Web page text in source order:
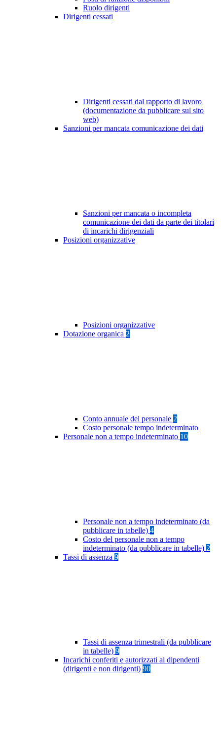
Ruolo dirigenti
Dirigenti cessati
Dirigenti cessati dal rapporto di lavoro
(documentazione da pubblicare sul sito
web)
Sanzioni per mancata comunicazione dei dati
Sanzioni per mancata o incompleta
comunicazione dei dati da parte dei titolari
di incarichi dirigenziali
Posizioni organizzative
Posizioni organizzative
Dotazione organica 2
Conto annuale del personale 2
Costo personale tempo indeterminato
Personale non a tempo indeterminato 10
Personale non a tempo indeterminato (da
pubblicare in tabelle) 4
Costo del personale non a tempo
indeterminato (da pubblicare in tabelle) 2
Tassi di assenza 9
Tassi di assenza trimestrali (da pubblicare
in tabelle) 9
Incarichi conferiti e autorizzati ai dipendenti
(dirigenti e non dirigenti) 90